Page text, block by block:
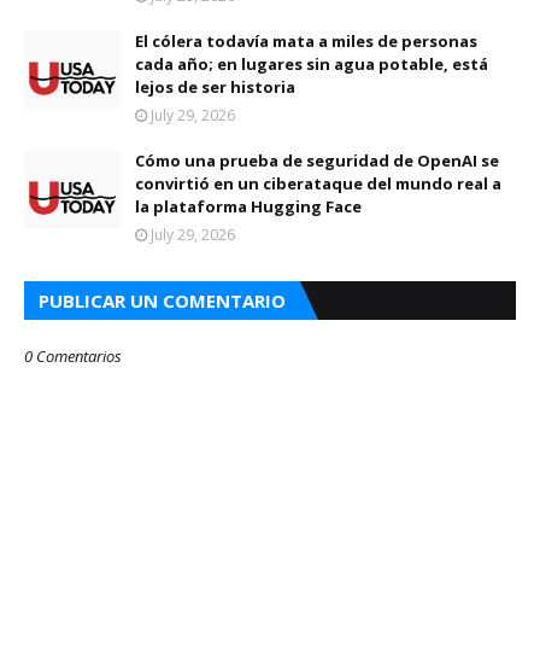
El cólera todavía mata a miles de personas
cada año; en lugares sin agua potable, está
lejos de ser historia
July 29, 2026
Cómo una prueba de seguridad de OpenAI se
convirtió en un ciberataque del mundo real a
la plataforma Hugging Face
July 29, 2026
PUBLICAR UN COMENTARIO
0 Comentarios